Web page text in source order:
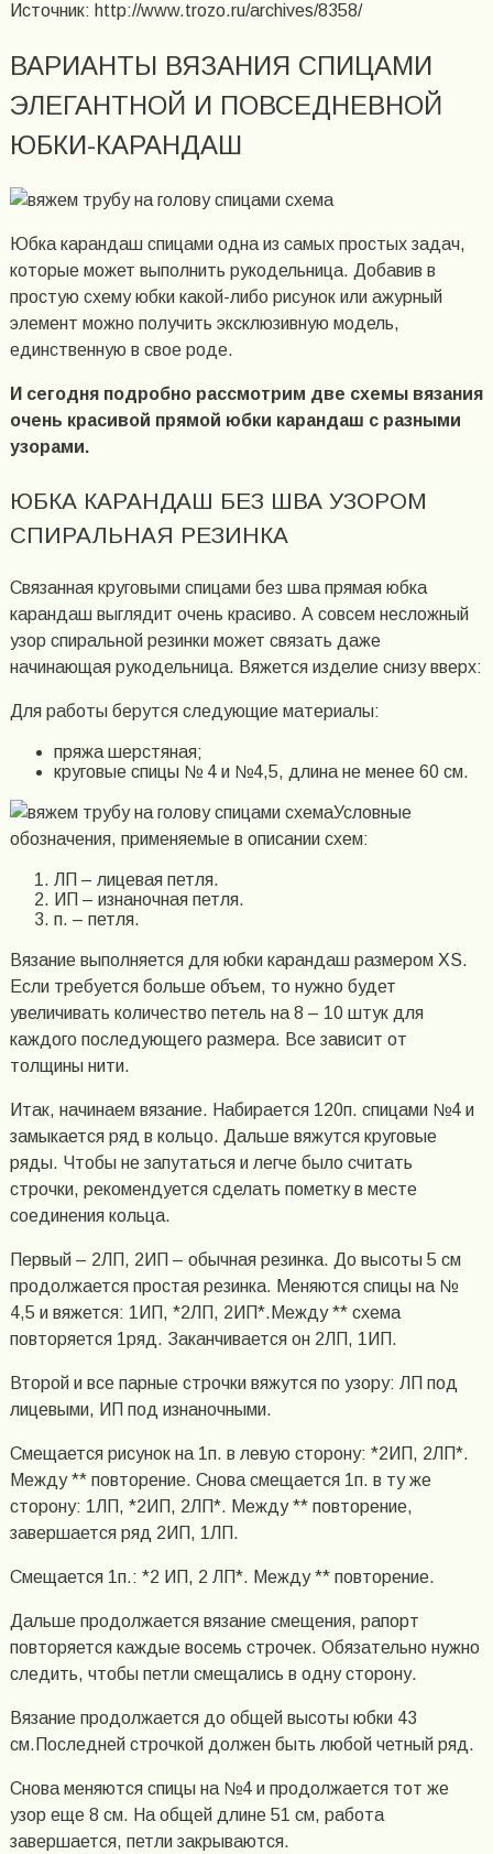
Источник: http://www.trozo.ru/archives/8358/
ВАРИАНТЫ ВЯЗАНИЯ СПИЦАМИ
ЭЛЕГАНТНОЙ И ПОВСЕДНЕВНОЙ
ЮБКИ-КАРАНДАШ
Юбка карандаш спицами одна из самых простых задач,
которые может выполнить рукодельница. Добавив в
простую схему юбки какой-либо рисунок или ажурный
элемент можно получить эксклюзивную модель,
единственную в свое роде.
И сегодня подробно рассмотрим две схемы вязания
очень красивой прямой юбки карандаш с разными
узорами.
ЮБКА КАРАНДАШ БЕЗ ШВА УЗОРОМ
СПИРАЛЬНАЯ РЕЗИНКА
Связанная круговыми спицами без шва прямая юбка
карандаш выглядит очень красиво. А совсем несложный
узор спиральной резинки может связать даже
начинающая рукодельница. Вяжется изделие снизу вверх:
Для работы берутся следующие материалы:
пряжа шерстяная;
круговые спицы № 4 и №4,5, длина не менее 60 см.
Условные
обозначения, применяемые в описании схем:
ЛП – лицевая петля.
ИП – изнаночная петля.
п. – петля.
Вязание выполняется для юбки карандаш размером XS.
Если требуется больше объем, то нужно будет
увеличивать количество петель на 8 – 10 штук для
каждого последующего размера. Все зависит от
толщины нити.
Итак, начинаем вязание. Набирается 120п. спицами №4 и
замыкается ряд в кольцо. Дальше вяжутся круговые
ряды. Чтобы не запутаться и легче было считать
строчки, рекомендуется сделать пометку в месте
соединения кольца.
Первый – 2ЛП, 2ИП – обычная резинка. До высоты 5 см
продолжается простая резинка. Меняются спицы на №
4,5 и вяжется: 1ИП, *2ЛП, 2ИП*.Между ** схема
повторяется 1ряд. Заканчивается он 2ЛП, 1ИП.
Второй и все парные строчки вяжутся по узору: ЛП под
лицевыми, ИП под изнаночными.
Смещается рисунок на 1п. в левую сторону: *2ИП, 2ЛП*.
Между ** повторение. Снова смещается 1п. в ту же
сторону: 1ЛП, *2ИП, 2ЛП*. Между ** повторение,
завершается ряд 2ИП, 1ЛП.
Смещается 1п.: *2 ИП, 2 ЛП*. Между ** повторение.
Дальше продолжается вязание смещения, рапорт
повторяется каждые восемь строчек. Обязательно нужно
следить, чтобы петли смещались в одну сторону.
Вязание продолжается до общей высоты юбки 43
см.Последней строчкой должен быть любой четный ряд.
Снова меняются спицы на №4 и продолжается тот же
узор еще 8 см. На общей длине 51 см, работа
завершается, петли закрываются.